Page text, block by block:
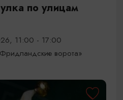
по улицам
11:00 - 17:00
ворота»